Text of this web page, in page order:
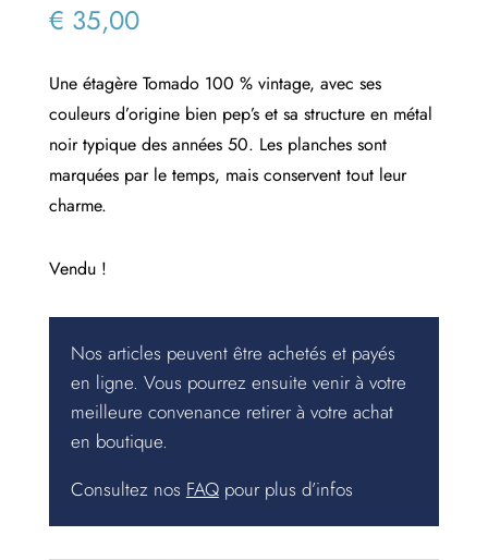
€ 35,00
Une étagère Tomado 100 % vintage, avec ses
couleurs d’origine bien pep’s et sa structure en métal
noir typique des années 50. Les planches sont
marquées par le temps, mais conservent tout leur
charme.
Vendu !
Nos articles peuvent être achetés et payés
en ligne. Vous pourrez ensuite venir à votre
meilleure convenance retirer à votre achat
en boutique.
Consultez nos FAQpour plus d’infos